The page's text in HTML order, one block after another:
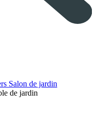
Salon de jardin
de jardin